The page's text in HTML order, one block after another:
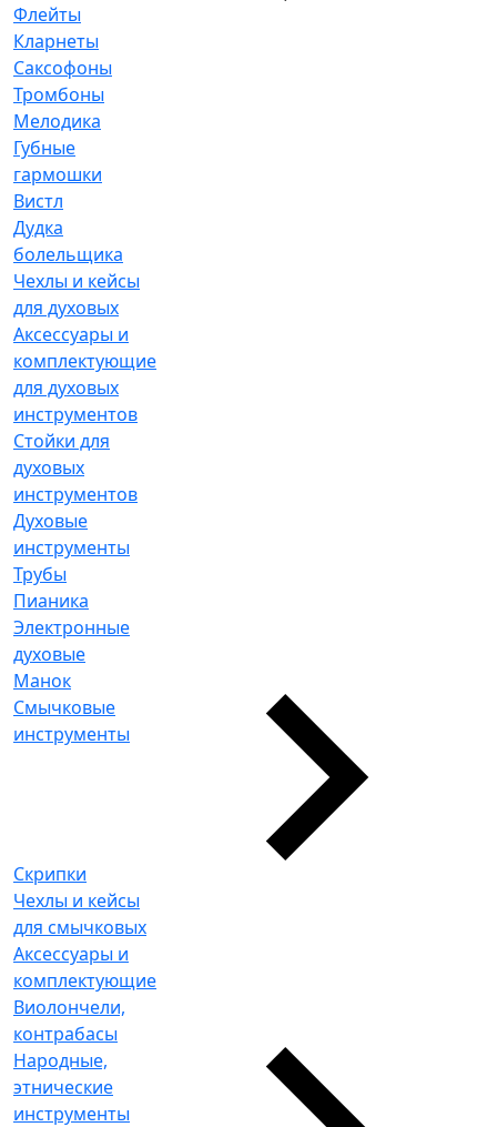
Флейты
Кларнеты
Саксофоны
Тромбоны
Мелодика
Губные
гармошки
Вистл
Дудка
болельщика
Чехлы и кейсы
для духовых
Аксессуары и
комплектующие
для духовых
инструментов
Стойки для
духовых
инструментов
Духовые
инструменты
Трубы
Пианика
Электронные
духовые
Манок
Смычковые
инструменты
Скрипки
Чехлы и кейсы
для смычковых
Аксессуары и
комплектующие
Виолончели,
контрабасы
Народные,
этнические
инструменты